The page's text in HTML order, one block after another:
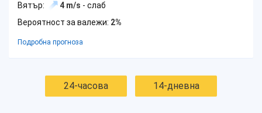
Вятър: 4 m/s - слаб
Вероятност за валежи: 2%
Подробна прогноза
24-часова 14-дневна